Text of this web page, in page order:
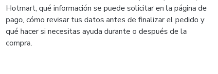
Hotmart, qué información se puede solicitar en la página de
pago, cómo revisar tus datos antes de finalizar el pedido y
qué hacer si necesitas ayuda durante o después de la
compra.